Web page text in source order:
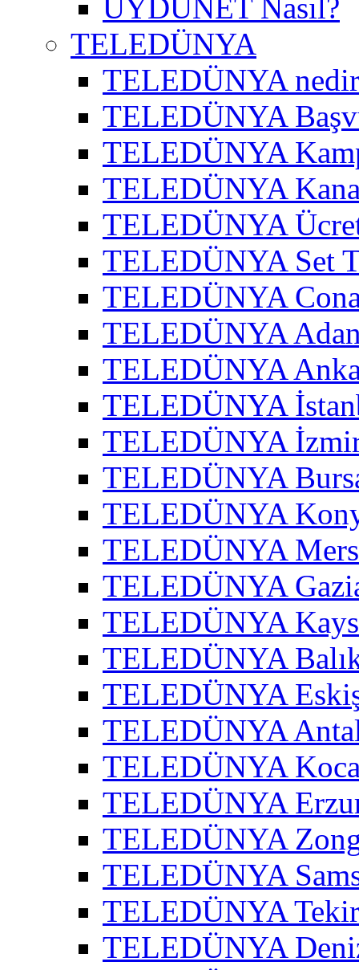
UYDUNET Nasıl?
TELEDÜNYA
TELEDÜNYA
TELEDÜNYA
TELEDÜNYA
TELEDÜNYA
TELEDÜNYA
TELEDÜNYA Set
TELEDÜNYA
TELEDÜNYA
TELEDÜNYA
TELEDÜNYA
TELEDÜNYA
TELEDÜNYA
TELEDÜNYA
TELEDÜNYA
TELEDÜNYA
TELEDÜNYA
TELEDÜNYA
TELEDÜNYA
TELEDÜNYA
TELEDÜNYA
TELEDÜNYA
TELEDÜNYA
TELEDÜNYA
TELEDÜNYA
TELEDÜNYA